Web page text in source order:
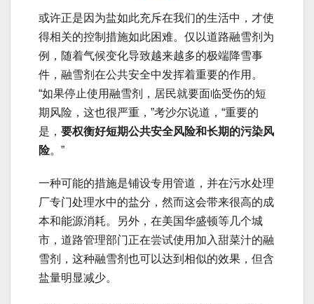
或许正是因为盐如此充斥在我们的生活中，才使
得相关的控制措施如此困难。仅以道路融雪剂为
例，随着气候变化导致越来越多的极端降雪事
件，融雪剂在公共安全中发挥着重要的作用。
“如果停止使用融雪剂，居民就要面临受伤的短
期风险，这也很严重，”考沙尔说道，“重要的
是， 要权衡好短期公共安全风险和长期的污染风
险。”
一种可能的措施是铺设专用管道，并在污水处理
厂专门处理水中的盐分，然而这会带来很高的成
本和能源消耗。另外，在美国华盛顿等几个城
市，道路管理部门正在尝试使用加入甜菜汁的融
雪剂，这种融雪剂也可以达到相似的效果，但含
盐量明显减少。